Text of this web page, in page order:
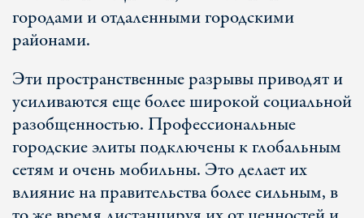
городами и отдаленными городскими
районами.
Эти пространственные разрывы приводят и
усиливаются еще более широкой социальной
разобщенностью. Профессиональные
городские элиты подключены к глобальным
сетям и очень мобильны. Это делает их
влияние на правительства более сильным, в